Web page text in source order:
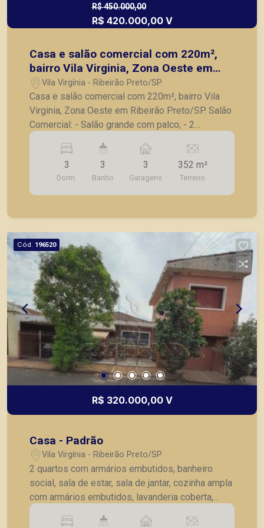
R$ 450.000,00
R$ 420.000,00 V
Casa e salão comercial com 220m²,
bairro Vila Virginia, Zona Oeste em
Ribeirão Preto/SP.
Vila Virgínia - Ribeirão Preto/SP
Casa e salão comercial com 220m², bairro Vila
Virginia, Zona Oeste em Ribeirão Preto/SP. Salão
Comercial: - Salão grande com palco; - 2
Banheiros; - Cozinha grande; Casa Superior
frente: - 03 Quartos; - Banheiro social completo; -
Sala; - Cozinha ampla com armários; - Área de
serviço. A Piramid tem como objetivo atender
seus clientes com agilidade e segurança, em
Ribeirão Preto.
3
Dorm.
3
Banho
3
Garagens
352 m²
Terreno
Cód. 196520
R$ 320.000,00 V
Casa - Padrão
Vila Virgínia - Ribeirão Preto/SP
2 quartos com armários embutidos, banheiro
social, sala de estar, sala de jantar, cozinha ampla
com armários embutidos, lavanderia coberta,
quarto de despejo com banheiro, corredor lateral,
quintal, 1 vaga de garagem coberta.